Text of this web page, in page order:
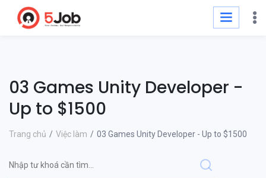
03 Games Unity Developer -
Up to $1500
Trang chủ Việc làm 03 Games Unity Developer - Up to $1500